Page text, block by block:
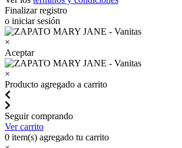
Finalizar registro
o iniciar sesión
×
Aceptar
×
Producto agregado a carrito
Seguir comprando
Ver carrito
0 item(s) agregado tu carrito